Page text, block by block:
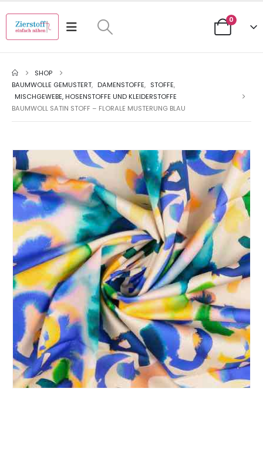
0
SHOP
BAUMWOLLE GEMUSTERT, DAMENSTOFFE, STOFFE,
MISCHGEWEBE, HOSENSTOFFE UND KLEIDERSTOFFE
BAUMWOLL SATIN STOFF – FLORALE MUSTERUNG BLAU